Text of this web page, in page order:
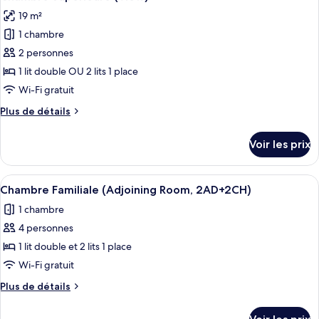
3
adults)
Chambre
Premium
(Extra
Bed
3
adults)
toutes
les
photos
pour
ce
type
chambre :
(View)
19 m²
1 chambre
2 personnes
1 lit double OU 2 lits 1 place
Wi-Fi gratuit
Plus de détails
Plus
le
type
de
Chambre
Supérieure
Voir les prix
Afficher
toutes
les
photos
pour
ce
type
de
Une chambre d’hôtel avec un
5
Chambre Familiale (Adjoining Room, 2AD+2CH)
1 chambre
4 personnes
1 lit double et 2 lits 1 place
Wi-Fi gratuit
Plus de détails
Plus